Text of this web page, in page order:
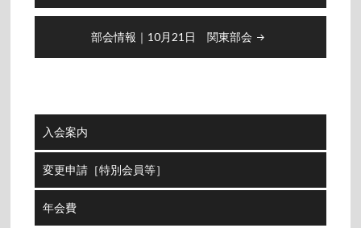
ナ
ゲ
ョ
ン
部会情報｜10月21日 関東部会
入会案内
変更申請［特別会員等］
年会費